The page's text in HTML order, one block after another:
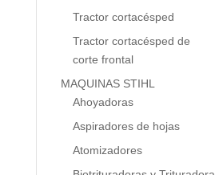
Tractor cortacésped
Tractor cortacésped de
corte frontal
MAQUINAS STIHL
Ahoyadoras
Aspiradores de hojas
Atomizadores